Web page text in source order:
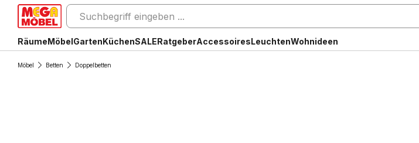
RäumeMöbelGartenKüchenSALERatgeberAccessoiresLeuchtenWohnideen
Möbel Betten Doppelbetten